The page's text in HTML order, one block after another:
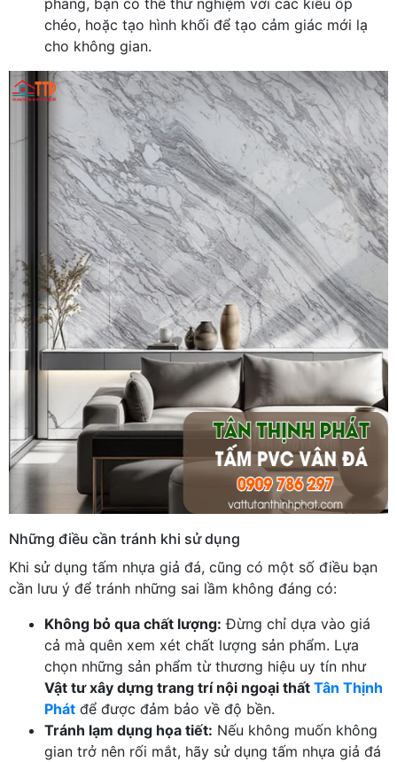
chéo, hoặc tạo hình khối để tạo cảm giác mới lạ
cho không gian.
Những điều cần tránh khi sử dụng
Khi sử dụng tấm nhựa giả đá, cũng có một số điều bạn
cần lưu ý để tránh những sai lầm không đáng có:
Không bỏ qua chất lượng: Đừng chỉ dựa vào giá
cả mà quên xem xét chất lượng sản phẩm. Lựa
chọn những sản phẩm từ thương hiệu uy tín như
Vật tư xây dựng trang trí nội ngoại thất Tân Thịnh
Phát để được đảm bảo về độ bền.
Tránh lạm dụng họa tiết: Nếu không muốn không
gian trở nên rối mắt, hãy sử dụng tấm nhựa giả đá